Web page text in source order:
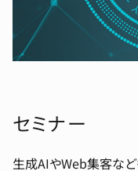
セミナー
生成AIやWeb集客な